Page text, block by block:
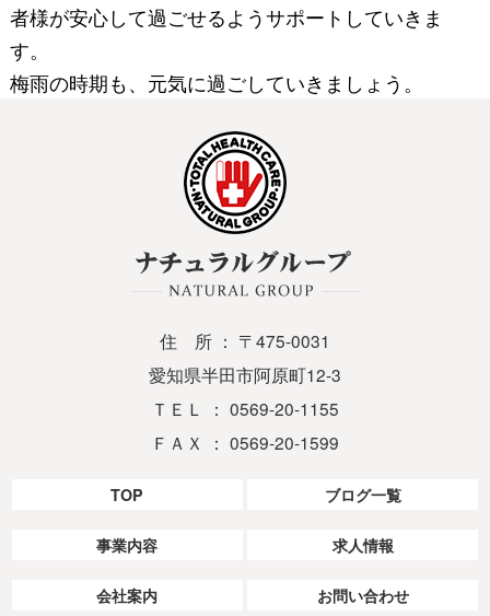
者様が安心して過ごせるようサポートしていきま
す。
梅雨の時期も、元気に過ごしていきましょう。
住 所 ： 〒475-0031
愛知県半田市阿原町12-3
ＴＥＬ ： 0569-20-1155
ＦＡＸ ： 0569-20-1599
TOP
事業内容
会社案内
ブログ一覧
求人情報
お問い合わせ